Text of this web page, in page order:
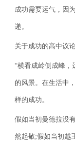
成功需要运气，因
递。
关于成功的高中议
“横看成岭侧成峰，
的风景。在生活中
样的成功。
假如当初曼德拉没
然起敬;假如当初越